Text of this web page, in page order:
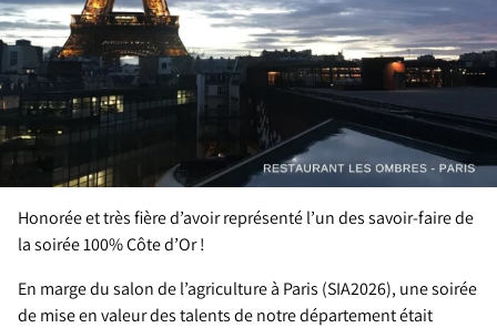
Honorée et très fière d’avoir représenté l’un des savoir-faire de
la soirée 100% Côte d’Or !
En marge du salon de l’agriculture à Paris (SIA2026), une soirée
de mise en valeur des talents de notre département était